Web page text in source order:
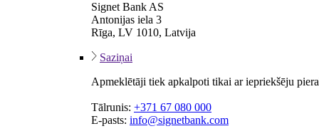
Signet Bank AS
Antonijas iela 3
Rīga, LV 1010, Latvija
Saziņai
Apmeklētāji tiek apkalpoti tikai ar iepriekšēju
Tālrunis: +371 67 080 000
E-pasts: info@signetbank.com